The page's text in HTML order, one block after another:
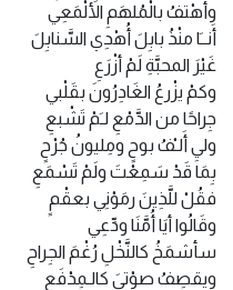
وأهْتفُ بالْمُلهَمِ الأَلْمَعِي
أَنــَا منْذُ بابِلَ أُهْدِي السَّنابِلَ
غَيْرَ المحبَّةِ لَمْ أزْرَعِ
وكمْ يزْرعُ الغَادِرُونَ بقَلْبي
جِراحًا من الدَّمْعِ لـَمْ تَشْبعِ
وليِ أَلـْفُ بوحٍ ومِليونُ جُرْحٍ
بِمَا قَدْ سَمِعْتَ ولَمْ تَسْمَعِ
فقُلْ للَّذِينَ رمَوْنِي بعقْمٍ
وقَالُوا أيَا أُمَّنَا ودِّعِي
سأشمَخُ كالنَّخْلِ رُغْمَ الجِراحِ
ويقصِفُ صوْتيَ كالـمِدْفَعِ